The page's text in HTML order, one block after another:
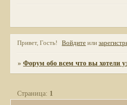
Привет, Гость! Войдите или
»Форум обо всем что вы хотели
Страница: 1